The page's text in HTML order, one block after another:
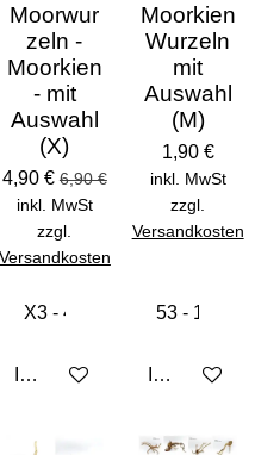
Moorwur
zeln -
Moorkien
- mit
Auswahl
(X)
4,90 € 6,90 €
inkl. MwSt
zzgl.
Versandkosten
In den Warenkorb
Moorkien
Wurzeln
mit
Auswahl
(M)
1,90 €
inkl. MwSt
zzgl.
Versandkosten
In den